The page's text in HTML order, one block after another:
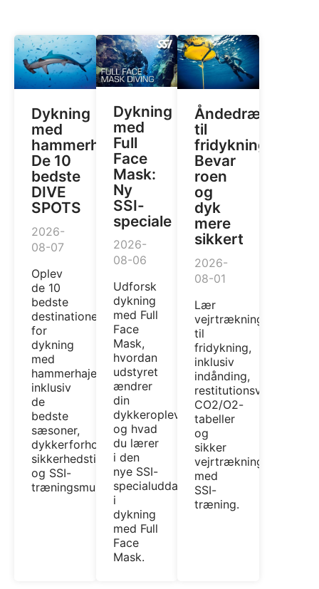
Dykning
med
hammerhajer:
De 10
bedste
DIVE
SPOTS
2026-
08-07
Oplev
de 10
bedste
destinationer
for
dykning
med
hammerhajer,
inklusiv
de
bedste
sæsoner,
dykkerforhold,
sikkerhedstips
og SSI-
træningsmuligheder.
Dykning
med
Full
Face
Mask:
Ny
SSI-
speciale
2026-
08-06
Udforsk
dykning
med Full
Face
Mask,
hvordan
udstyret
ændrer
din
dykkeroplevelse,
og hvad
du lærer
i den
nye SSI-
specialuddannelse
i
dykning
med Full
Face
Mask.
til
fridykning:
Bevar
roen
og
dyk
mere
sikkert
2026-
08-01
Lær
vejrtrækningsteknikker
til
fridykning,
inklusiv
indånding,
CO2/O2-
tabeller
og
sikker
vejrtrækningskontrol
med
SSI-
træning.